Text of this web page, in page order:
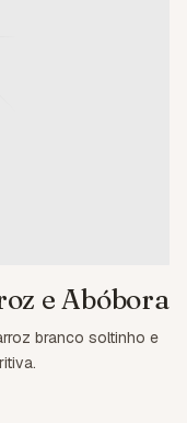
e Abóbora
branco soltinho e